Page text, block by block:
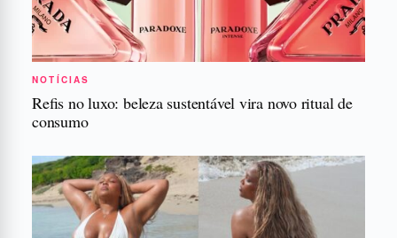
NOTÍCIAS
Refis no luxo: beleza sustentável vira novo ritual de
consumo